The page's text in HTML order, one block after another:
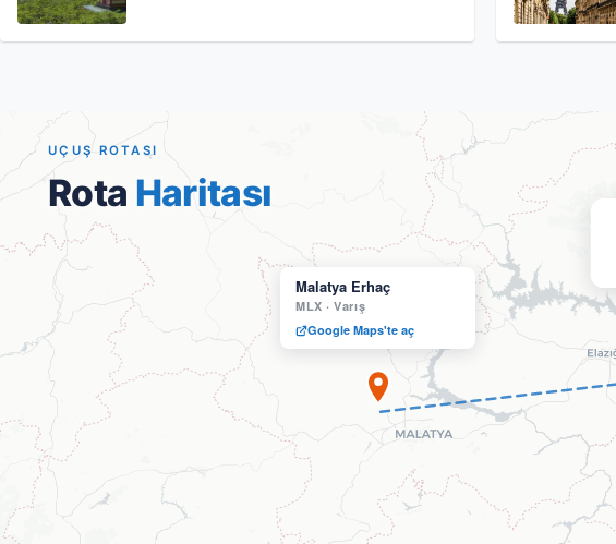
Malatya Erhaç
MLX ·Varış
Google Maps'te aç
UÇUŞ ROTASI
Rota Haritası